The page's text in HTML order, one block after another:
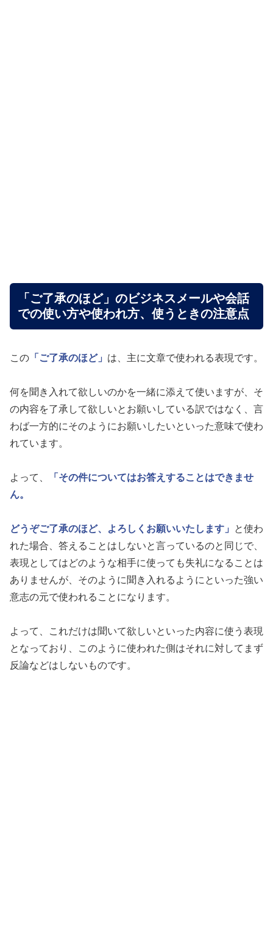
「ご了承のほど」のビジネスメールや会話
での使い方や使われ方、使うときの注意点
この 「ご了承のほど」 は、主に文章で使われる表現です。
何を聞き入れて欲しいのかを一緒に添えて使いますが、そ
の内容を了承して欲しいとお願いしている訳ではなく、言
わば一方的にそのようにお願いしたいといった意味で使わ
れています。
よって、
「その件についてはお答えすることはできませ
ん。
どうぞご了承のほど、よろしくお願いいたします」
と使わ
れた場合、答えることはしないと言っているのと同じで、
表現としてはどのような相手に使っても失礼になることは
ありませんが、そのように聞き入れるようにといった強い
意志の元で使われることになります。
よって、これだけは聞いて欲しいといった内容に使う表現
となっており、このように使われた側はそれに対してまず
反論などはしないものです。